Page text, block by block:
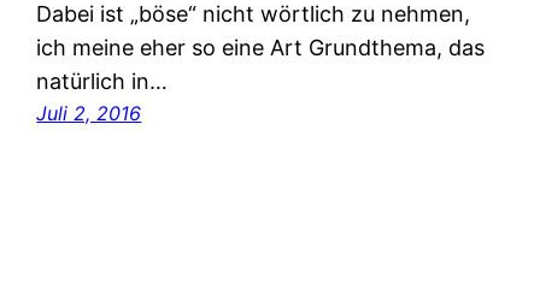
Dabei ist „böse“ nicht wörtlich zu nehmen,
ich meine eher so eine Art Grundthema, das
natürlich in…
Juli 2, 2016